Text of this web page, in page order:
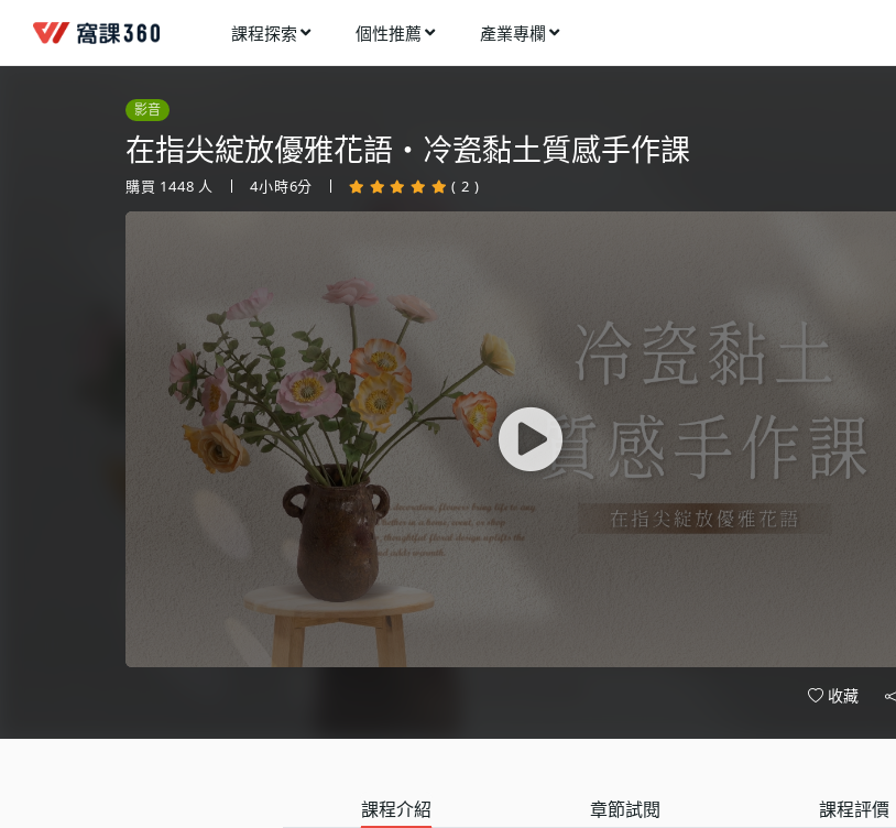
課程探索
多媒體動畫
程式與資料庫
視覺設計
電繪與手繪
網頁設計
網路行銷
網路管理
語言學習
辦公室應用
個性推薦
架構師
創造者
執行者
生活家
產業專欄
影像動畫
健康生活
理財投資
所有專欄
今天想要學什麼?
窩課推薦給您
影音
在指尖綻放優雅花語・冷瓷黏土質感手作課
購買 1448 人 4小時6分 ( 2 )
收藏
課程介紹 章節試閱 課程評價